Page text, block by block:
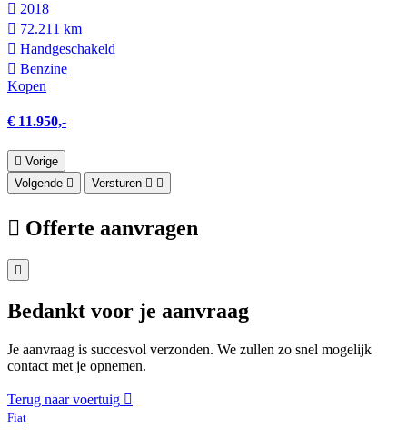
2018
72.211 km
Hand­geschakeld
Benzine
Kopen
€ 11.950,-
Vorige
Volgende
Versturen
Offerte aanvragen
Bedankt voor je aanvraag
Je aanvraag is succesvol verzonden. We zullen zo snel mogelijk
contact met je opnemen.
Terug naar voertuig
Fiat